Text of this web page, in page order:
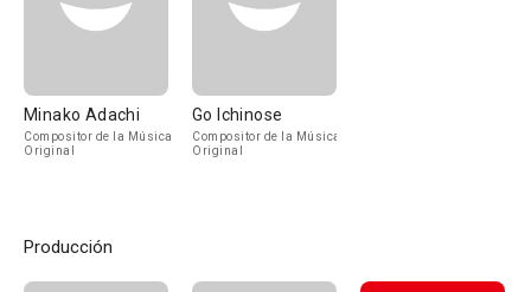
Minako Adachi
Compositor de la Música
Original
Go Ichinose
Compositor de la Música
Original
Producción